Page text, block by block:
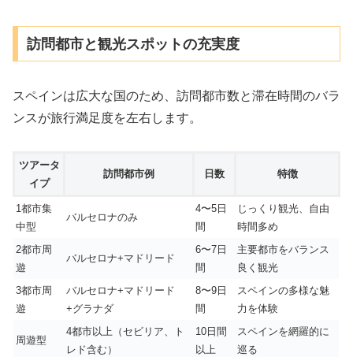
訪問都市と観光スポットの充実度
スペインは広大な国のため、訪問都市数と滞在時間のバラ
ンスが旅行満足度を左右します。
ツアータ
イプ
訪問都市例 日数 特徴
1都市集
中型
バルセロナのみ
4〜5日
間
じっくり観光、自由
時間多め
2都市周
遊
バルセロナ+マドリード
6〜7日
間
主要都市をバランス
良く観光
3都市周
遊
バルセロナ+マドリード
+グラナダ
8〜9日
間
スペインの多様な魅
力を体験
周遊型
4都市以上（セビリア、ト
レド含む）
10日間
以上
スペインを網羅的に
巡る